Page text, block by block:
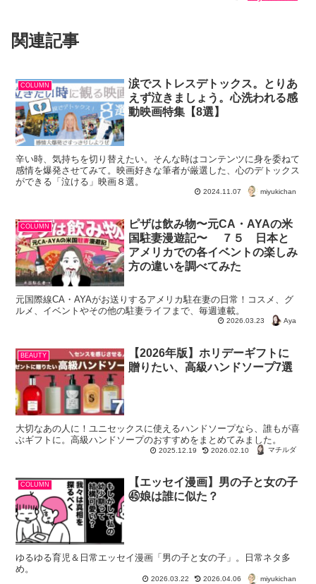
関連記事
COLUMN
涙でストレスデトックス。とりあ
えず泣きましょう。心洗われる感
動映画特集【8選】
辛い時、気持ちを切り替えたい。そんな時はコンテンツに身を委ねて
感情を爆発させてみて。映画好きな筆者が厳選した、心のデトックス
ができる「泣ける」映画８選。
2024.11.07 miyukichan
COLUMN
ピザは飲み物〜元CA・AYAの米
国駐妻漫遊記〜 ７５ 日本と
アメリカでの各イベントの楽しみ
方の違いを調べてみた
元国際線CA・AYAがお送りするアメリカ駐在妻の日常！コスメ、グ
ルメ、イベントやその他の駐妻ライフまで、毎週連載。
2026.03.23 Aya
BEAUTY
【2026年版】ホリデーギフトに
贈りたい、高級ハンドソープ7選
大切なあの人に！ユニセックスに使えるハンドソープなら、誰もが喜
ぶギフトに。高級ハンドソープのおすすめをまとめてみました。
2025.12.19 2026.02.10 マチルダ
COLUMN
【エッセイ漫画】男の子と女の子
㊺娘は誰に似た？
ゆるゆる育児＆日常エッセイ漫画「男の子と女の子」。日常ネタ多
め。
2026.03.22 2026.04.06 miyukichan